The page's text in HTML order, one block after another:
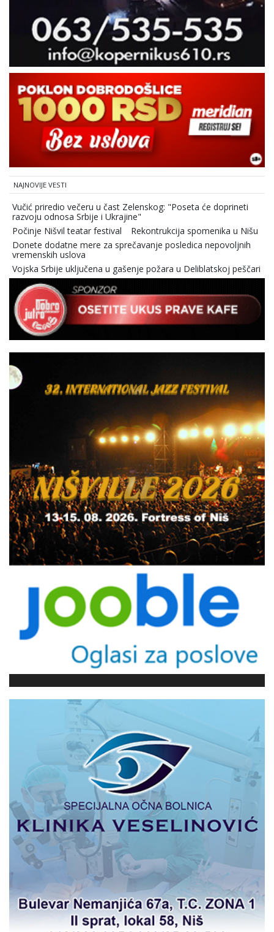
NAJNOVIJE VESTI
Vučić priredio večeru u čast Zelenskog: "Poseta će doprineti
razvoju odnosa Srbije i Ukrajine"
Počinje Nišvil teatar festival
Rekontrukcija spomenika u Nišu
Donete dodatne mere za sprečavanje posledica nepovoljnih
vremenskih uslova
Vojska Srbije uključena u gašenje požara u Deliblatskoj peščari